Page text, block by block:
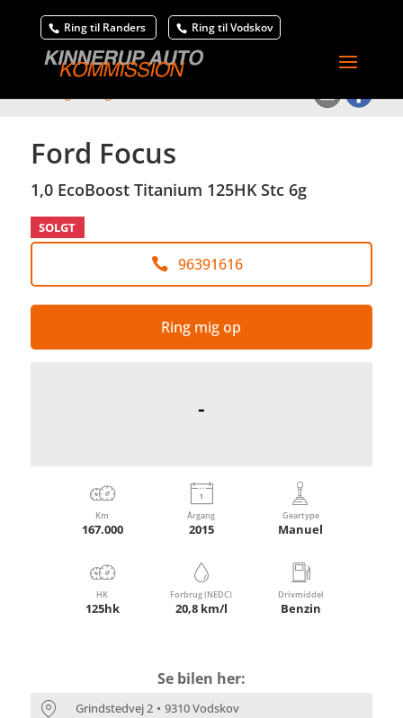
Ring til Randers Ring til Vodskov
Ford Focus
1,0 EcoBoost Titanium 125HK Stc 6g
SOLGT
96391616
Ring mig op
-
Km
167.000
Årgang
2015
Geartype
Manuel
HK
125hk
Forbrug (NEDC)
20,8 km/l
Drivmiddel
Benzin
Se bilen her:
Grindstedvej 2 9310 Vodskov